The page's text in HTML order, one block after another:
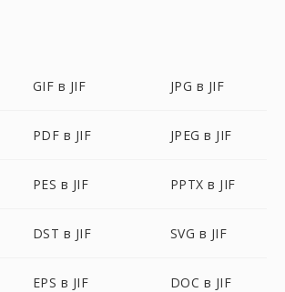
GIF в JIF JPG в JIF
PDF в JIF JPEG в JIF
PES в JIF PPTX в JIF
DST в JIF SVG в JIF
EPS в JIF DOC в JIF